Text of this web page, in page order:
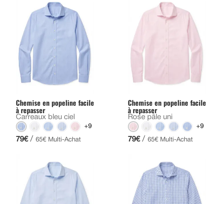
Chemise en popeline facile
à repasser
Carreaux bleu ciel
+9
79€ / 65€ Multi-Achat
Chemise en popeline facile
à repasser
Rose pâle uni
+9
79€ / 65€ Multi-Achat